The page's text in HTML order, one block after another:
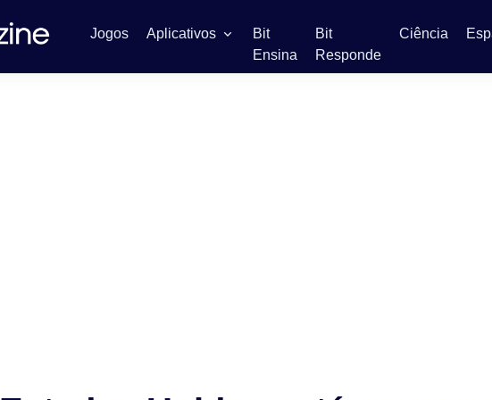
Jogos Aplicativos
Bit
Ensina
Bit
Responde
Ciência